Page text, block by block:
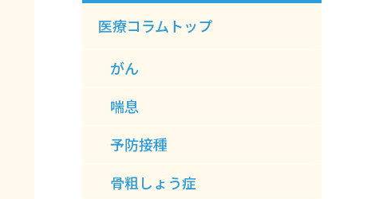
医療コラムトップ
がん
喘息
予防接種
骨粗しょう症